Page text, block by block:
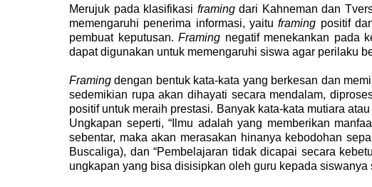
Merujuk pada klasifikasi framingdari Kahneman dan
memengaruhi penerima informasi, yaituframing positif
pembuat keputusan.Framing negatif menekankan pada
dapat digunakan untuk memengaruhi siswa agar perilaku
Framing dengan bentuk kata-kata yang berkesan dan
sedemikian rupa akan dihayati secara mendalam,
positif untuk meraih prestasi. Banyak kata-kata mutiara
Ungkapan seperti, “Ilmu adalah yang memberikan
sebentar, maka akan merasakan hinanya kebodohan
Buscaliga), dan “Pembelajaran tidak dicapai secara
ungkapan yang bisa disisipkan oleh guru kepada siswanya